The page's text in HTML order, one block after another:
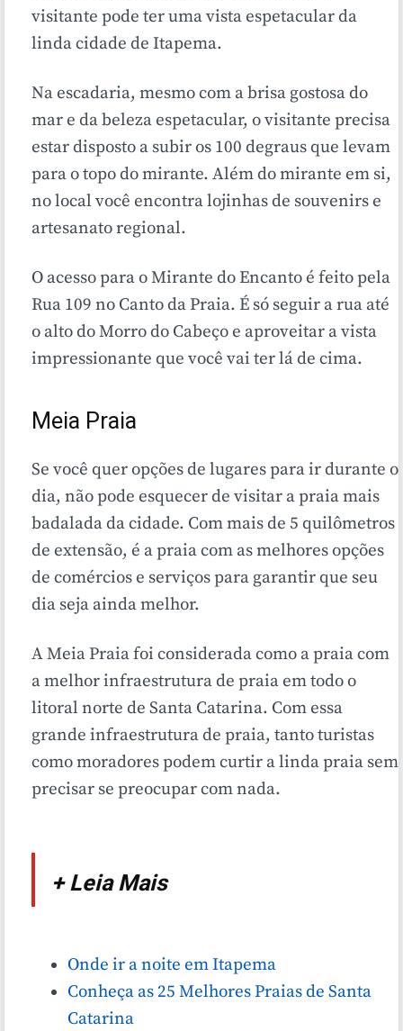
visitante pode ter uma vista espetacular da
linda cidade de Itapema.
Na escadaria, mesmo com a brisa gostosa do
mar e da beleza espetacular, o visitante precisa
estar disposto a subir os 100 degraus que levam
para o topo do mirante. Além do mirante em si,
no local você encontra lojinhas de souvenirs e
artesanato regional.
O acesso para o Mirante do Encanto é feito pela
Rua 109 no Canto da Praia. É só seguir a rua até
o alto do Morro do Cabeço e aproveitar a vista
impressionante que você vai ter lá de cima.
Meia Praia
Se você quer opções de lugares para ir durante o
dia, não pode esquecer de visitar a praia mais
badalada da cidade. Com mais de 5 quilômetros
de extensão, é a praia com as melhores opções
de comércios e serviços para garantir que seu
dia seja ainda melhor.
A Meia Praia foi considerada como a praia com
a melhor infraestrutura de praia em todo o
litoral norte de Santa Catarina. Com essa
grande infraestrutura de praia, tanto turistas
como moradores podem curtir a linda praia sem
precisar se preocupar com nada.
+ Leia Mais
Onde ir a noite em Itapema
Conheça as 25 Melhores Praias de Santa
Catarina